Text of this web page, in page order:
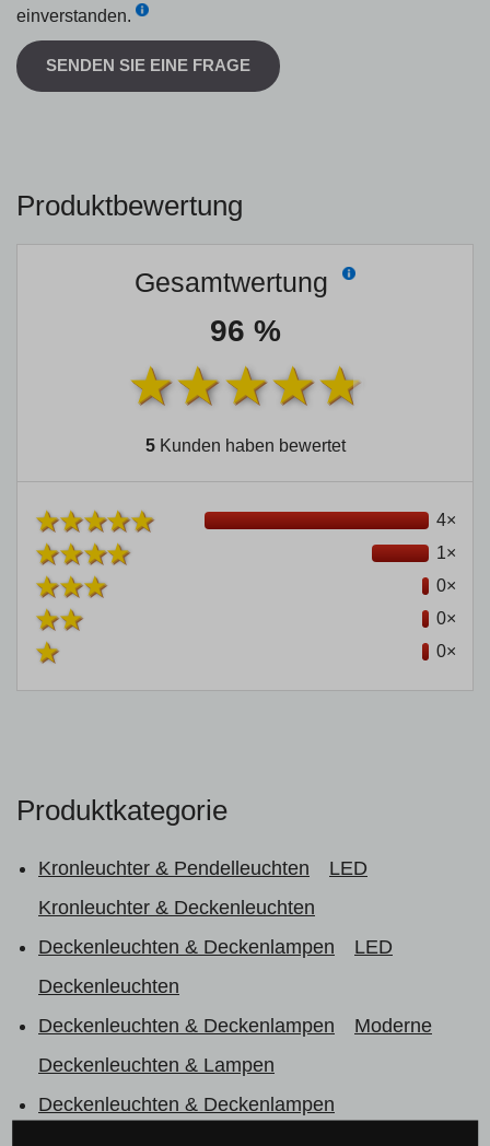
einverstanden.
SENDEN SIE EINE FRAGE
Produktbewertung
Gesamtwertung
96 %
5Kunden haben bewertet
4×
1×
0×
0×
0×
Produktkategorie
Kronleuchter & Pendelleuchten
LED
Kronleuchter & Deckenleuchten
Deckenleuchten & Deckenlampen
LED
Deckenleuchten
Deckenleuchten & Deckenlampen
Moderne
Deckenleuchten & Lampen
Deckenleuchten & Deckenlampen